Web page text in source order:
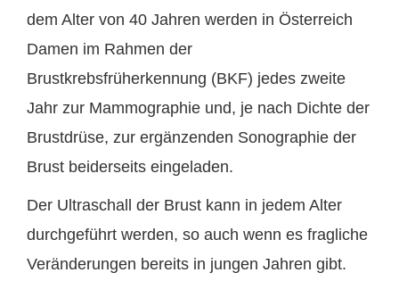
dem Alter von 40 Jahren werden in Österreich
Damen im Rahmen der
Brustkrebsfrüherkennung (BKF) jedes zweite
Jahr zur Mammographie und, je nach Dichte der
Brustdrüse, zur ergänzenden Sonographie der
Brust beiderseits eingeladen.
Der Ultraschall der Brust kann in jedem Alter
durchgeführt werden, so auch wenn es fragliche
Veränderungen bereits in jungen Jahren gibt.